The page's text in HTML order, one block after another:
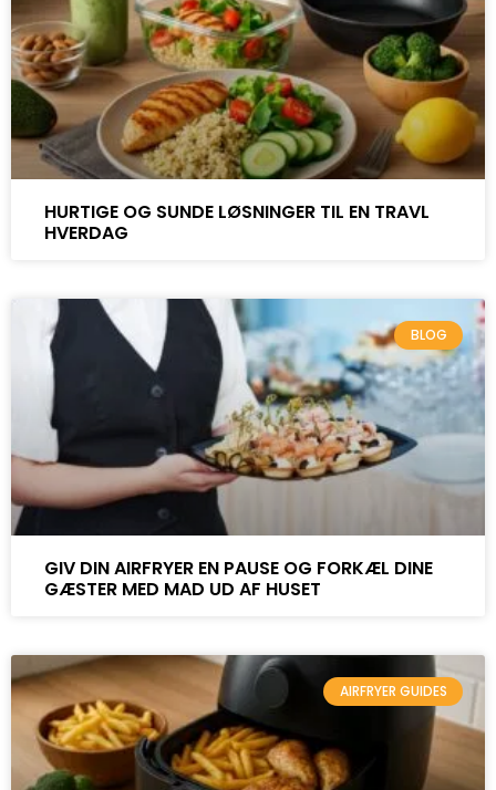
HURTIGE OG SUNDE LØSNINGER TIL EN TRAVL
HVERDAG
BLOG
GIV DIN AIRFRYER EN PAUSE OG FORKÆL DINE
GÆSTER MED MAD UD AF HUSET
AIRFRYER GUIDES